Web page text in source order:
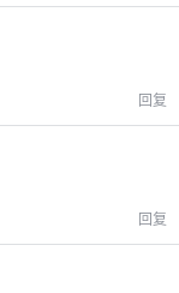
回复
回复